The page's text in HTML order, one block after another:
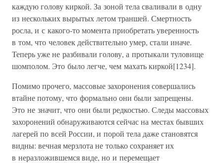
каждую голову киркой. За зоной тела сваливали в одну
из нескольких вырытых летом траншей. Смертность
росла, и с какого-то момента приобретать уверенность
в том, что человек действительно умер, стали иначе.
Теперь уже не разбивали голову, а протыкали туловище
шомполом. Это было легче, чем махать киркой[1234].
Помимо прочего, массовые захоронения совершались
втайне потому, что формально они были запрещены.
Это не значит, что они были редкостью. Следы массовых
захоронений обнаруживаются сейчас на местах бывших
лагерей по всей России, и порой тела даже становятся
видны: вечная мерзлота не только сохраняет их
в неразложившемся виде, но и перемещает